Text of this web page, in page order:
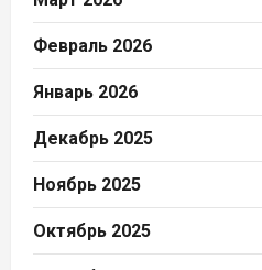
Февраль 2026
Январь 2026
Декабрь 2025
Ноябрь 2025
Октябрь 2025